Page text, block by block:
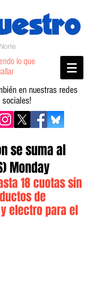
lo que
en nuestras redes
sociales!
se suma al
Monday
18 cuotas sin
de
electro para el